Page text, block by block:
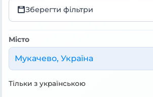
Зберегти фільтри
Місто
Мукачево, Україна
Тільки з українською